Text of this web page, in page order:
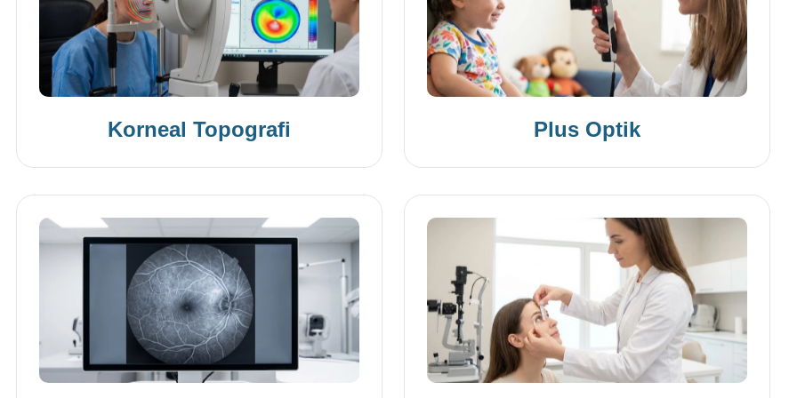
Korneal Topografi Plus Optik